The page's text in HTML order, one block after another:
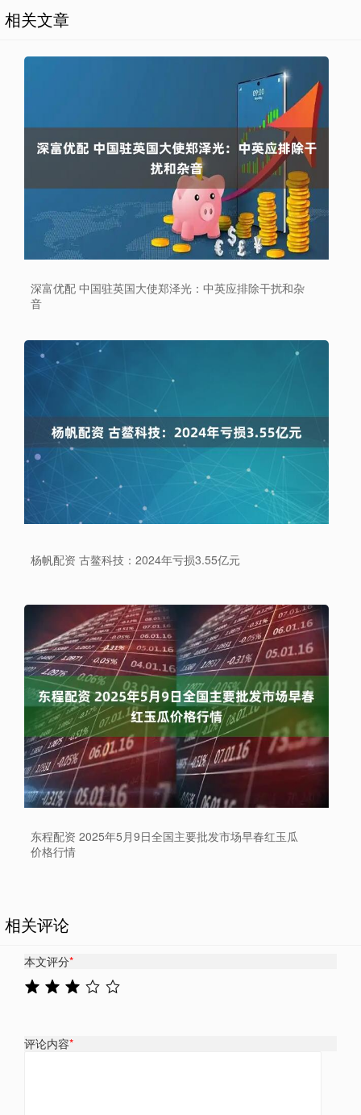
相关文章
深富优配 中国驻英国大使郑泽光：中英应排除干扰和杂
音
杨帆配资 古鳌科技：2024年亏损3.55亿元
东程配资 2025年5月9日全国主要批发市场早春红玉瓜
价格行情
相关评论
本文评分*
评论内容*